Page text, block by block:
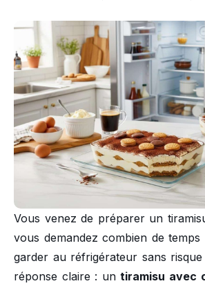
Vous venez de préparer un
vous demandez combien de
garder au réfrigérateur sans
réponse claire : untiramisu avec